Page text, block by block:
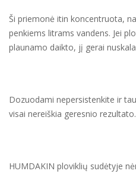
Ši priemonė itin koncentruota,
penkiems litrams vandens. Jei
plaunamo daikto, jį gerai
Dozuodami nepersistenkite ir
visai nereiškia geresnio rezultato.
HUMDAKIN ploviklių sudėtyje